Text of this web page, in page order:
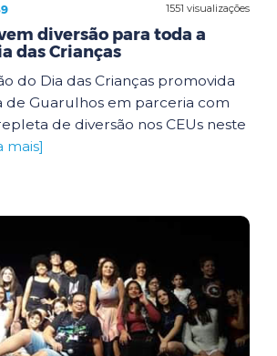
1551 visualizações
diversão para toda a
das Crianças
do Dia das Crianças promovida
de Guarulhos em parceria com
de diversão nos CEUs neste
mais]